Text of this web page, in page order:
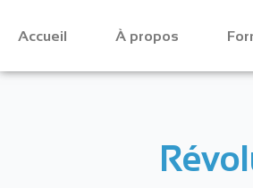
Accueil À propos